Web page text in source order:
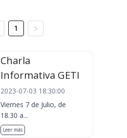
1
Charla
Informativa GETI
2023-07-03 18:30:00
Viernes 7 de Julio, de
18.30 a...
Leer más